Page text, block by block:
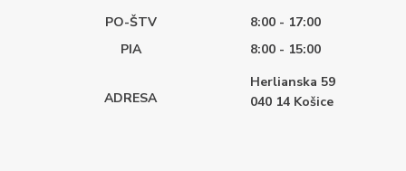
PO-ŠTV
8:00 - 17:00
PIA
8:00 - 15:00
ADRESA
Herlianska 59
040 14 Košice